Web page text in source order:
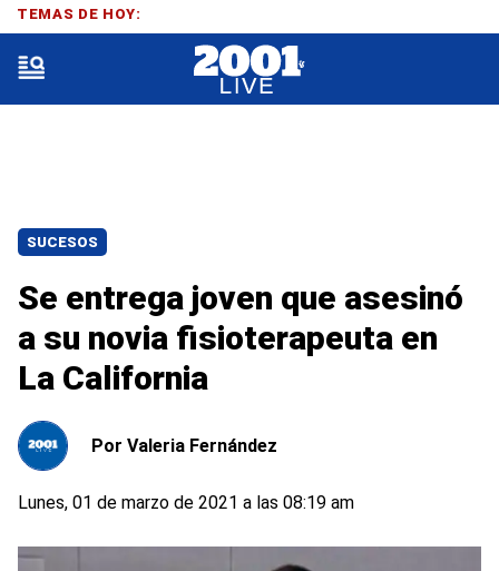
SUCESOS
Se entrega joven que asesinó
a su novia fisioterapeuta en
La California
Por Valeria Fernández
Lunes, 01 de marzo de 2021 a las 08:19 am
TEMAS DE HOY: